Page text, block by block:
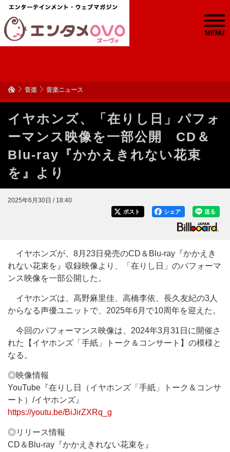
MENU
音楽 音楽ニュース
イヤホンズ、「在りし日」パフォ
ーマンス映像を一部公開 CD＆
Blu-ray『かかえきれない花束
を』より
2025年6月30日 / 18:40
送る
シェア
ポスト
イヤホンズが、8月23日発売のCD＆Blu-ray『かかえき
れない花束を』収録映像より、「在りし日」のパフォーマ
ンス映像を一部公開した。
イヤホンズは、高野麻里佳、高橋李依、長久友紀の3人
からなる声優ユニットで、2025年6月で10周年を迎えた。
今回のパフォーマンス映像は、2024年3月31日に開催さ
れた【イヤホンズ「手紙」トーク＆コンサート】の模様と
なる。
◎映像情報
YouTube『在りし日（イヤホンズ「手紙」トーク＆コンサ
ート）/イヤホンズ』
https://youtu.be/BiJirZXRq_g
◎リリース情報
CD＆Blu-ray『かかえきれない花束を』